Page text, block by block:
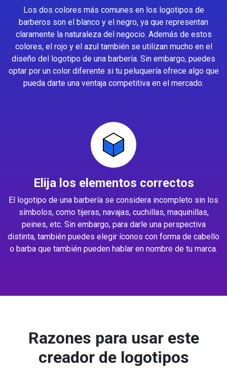
Los dos colores más comunes en los logotipos de
barberos son el blanco y el negro, ya que representan
claramente la naturaleza del negocio. Además de estos
colores, el rojo y el azul también se utilizan mucho en el
diseño del logotipo de una barbería. Sin embargo, puedes
optar por un color diferente si tu peluquería ofrece algo que
pueda darte una ventaja competitiva en el mercado.
Elija los elementos correctos
El logotipo de una barbería se considera incompleto sin los
símbolos, como tijeras, navajas, cuchillas, maquinillas,
peines, etc. Sin embargo, para darle una perspectiva
distinta, también puedes elegir íconos con forma de cabello
o barba que también pueden hablar en nombre de tu marca.
Razones para usar este
creador de logotipos